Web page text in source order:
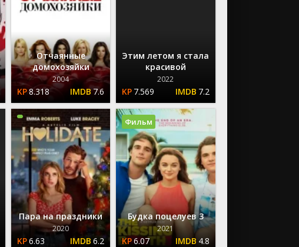
Отчаянные
домохозяйки
2004
8.318 7.6
Этим летом я стала
красивой
2022
7.569 7.2
Пара на праздники
2020
6.63 6.2
Будка поцелуев 3
2021
6.07 4.8
Фильм